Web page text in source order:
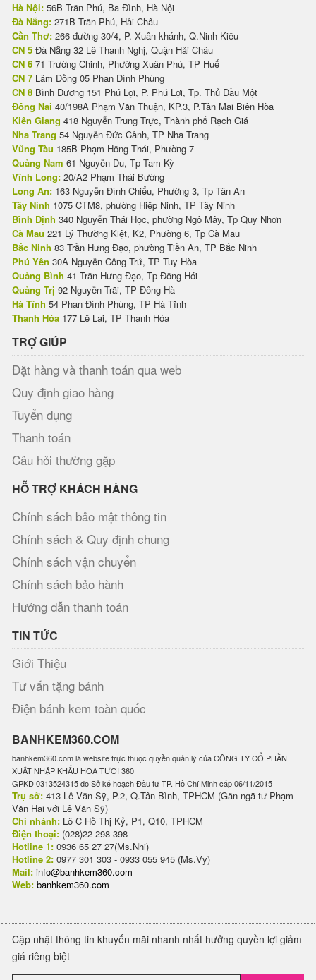
Hà Nội: 56B Trần Phú, Ba Đình, Hà Nội
Đà Nẵng: 271B Trần Phú, Hải Châu
Cần Thơ: 266 đường 30/4, P. Xuân khánh, Q.Ninh Kiều
CN 5 Đà Nẵng 32 Lê Thanh Nghị, Quận Hải Châu
CN 6 71 Trường Chinh, Phường Xuân Phú, TP Huế
CN 7 Lâm Đồng 05 Phan Đình Phùng
CN 8 Bình Dương 151 Phú Lợi, P. Phú Lợi, Tp. Thủ Dầu Một
Đồng Nai 40/198A Phạm Văn Thuận, KP.3, P.Tân Mai Biên Hòa
Kiên Giang 418 Nguyễn Trung Trực, Thành phố Rạch Giá
Nha Trang 54 Nguyễn Đức Cảnh, TP Nha Trang
Vũng Tàu 185B Phạm Hồng Thái, Phường 7
Quảng Nam 61 Nguyễn Du, Tp Tam Kỳ
Vĩnh Long: 20/A2 Phạm Thái Bường
Long An: 163 Nguyễn Đình Chiểu, Phường 3, Tp Tân An
Tây Ninh 1075 CTM8, phường Hiệp Ninh, TP Tây Ninh
Bình Định 340 Nguyễn Thái Học, phường Ngô Mây, Tp Quy Nhơn
Cà Mau 221 Lý Thường Kiệt, K2, Phường 6, Tp Cà Mau
Bắc Ninh 83 Trần Hưng Đạo, phường Tiền An, TP Bắc Ninh
Phú Yên 30A Nguyễn Công Trứ, TP Tuy Hòa
Quảng Bình 41 Trần Hưng Đạo, Tp Đồng Hới
Quảng Trị 92 Nguyễn Trãi, TP Đông Hà
Hà Tĩnh 54 Phan Đình Phùng, TP Hà Tĩnh
Thanh Hóa 177 Lê Lai, TP Thanh Hóa
TRỢ GIÚP
Đặt hàng và thanh toán qua web
Quy định giao hàng
Tuyển dụng
Thanh toán
Câu hỏi thường gặp
HỖ TRỢ KHÁCH HÀNG
Chính sách bảo mật thông tin
Chính sách & Quy định chung
Chính sách vận chuyển
Chính sách bảo hành
Hướng dẫn thanh toán
TIN TỨC
Giới Thiệu
Tư vấn tặng bánh
Điện bánh kem toàn quốc
BANHKEM360.COM
banhkem360.com là website trực thuộc quyền quản lý của CÔNG TY CỔ PHẦN
XUẤT NHẬP KHẨU HOA TƯƠI 360
GPKD 0313524315 do Sở kế hoạch Đầu tư TP. Hồ Chí Minh cấp 06/11/2015
Trụ sở: 413 Lê Văn Sỹ, P.2, Q.Tân Bình, TPHCM (Gần ngã tư Phạm
Văn Hai với Lê Văn Sỹ)
Chi nhánh: Lô C Hồ Thị Kỷ, P1, Q10, TPHCM
Điện thoại: (028)22 298 398
Hotline 1: 0936 65 27 27(Ms.Nhi)
Hotline 2: 0977 301 303 - 0933 055 945 (Ms.Vy)
Mail: info@banhkem360.com
Web: banhkem360.com
Cập nhật thông tin khuyến mãi nhanh nhất hưởng quyền lợi giảm
giá riêng biệt